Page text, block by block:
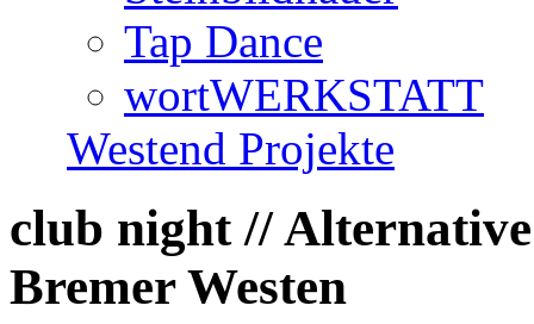
Tap Dance
wortWERKSTATT
Westend Projekte
club night //
Bremer Westen